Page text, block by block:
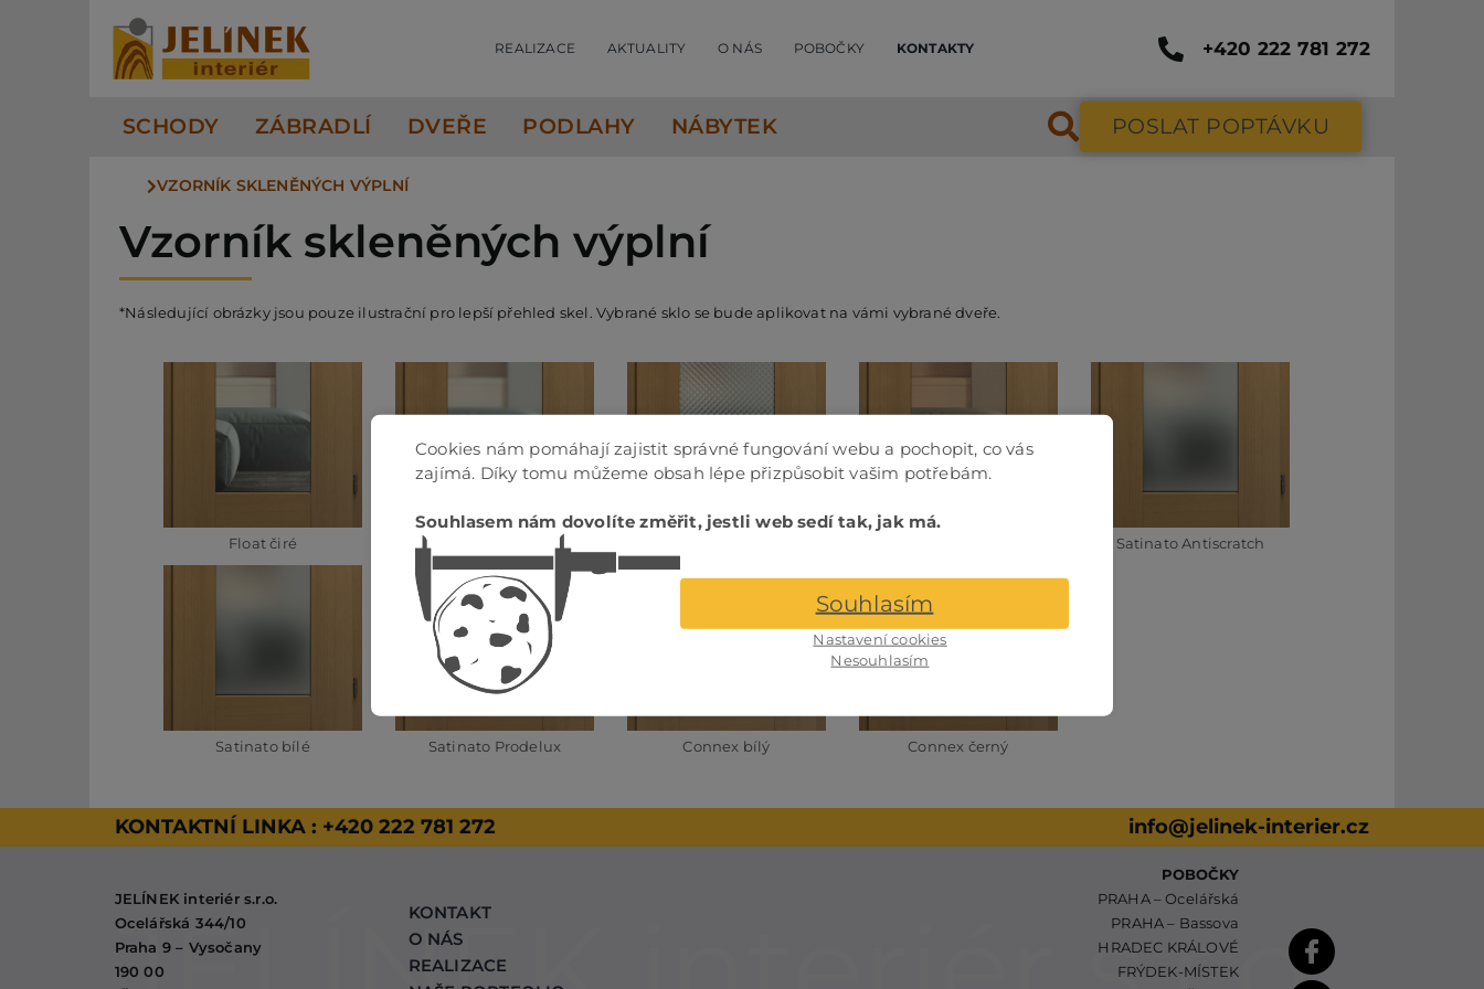
REALIZACE AKTUALITY O NÁS POBOČKY KONTAKTY +420 222 781 272
SCHODY ZÁBRADLÍ DVEŘE PODLAHY NÁBYTEK POSLAT POPTÁVKU
VZORNÍK SKLENĚNÝCH VÝPLNÍ
Vzorník skleněných výplní
*Následující obrázky jsou pouze ilustrační pro lepší přehled skel. Vybrané sklo se bude aplikovat na vámi vybrané dveře.
Float čiré Satinato Antiscratch
Satinato bílé Satinato Prodelux Connex bílý Connex černý
KONTAKTNÍ LINKA : +420 222 781 272 info@jelinek-interier.cz
JELÍNEK interiér s.r.o.
Ocelářská 344/10
Praha 9 – Vysočany
190 00
KONTAKT
O NÁS
REALIZACE
POBOČKY
PRAHA – Ocelářská
PRAHA – Bassova
HRADEC KRÁLOVÉ
FRÝDEK-MÍSTEK
Cookies nám pomáhají zajistit správné fungování webu a pochopit, co vás
zajímá. Díky tomu můžeme obsah lépe přizpůsobit vašim potřebám.
Souhlasem nám dovolíte změřit, jestli web sedí tak, jak má.
Nastavení cookies
Nesouhlasím
Souhlasím